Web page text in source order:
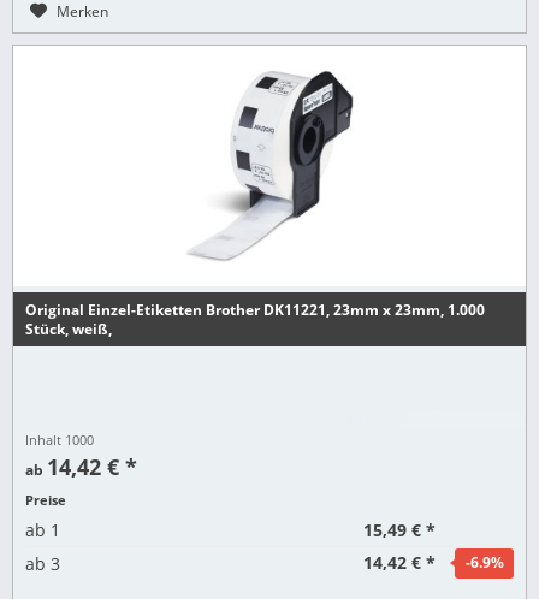
Merken
Original Einzel-Etiketten Brother DK11221, 23mm x 23mm, 1.000
Stück, weiß,
Inhalt 1000
ab 14,42 € *
Preise
ab 1
15,49 € *
ab 3 14,42 € * -6.9%